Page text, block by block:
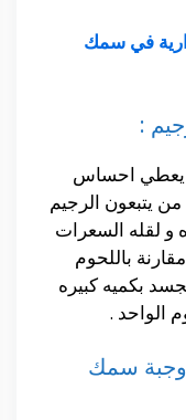
في سمك
:
يعطي احساس
يتبعون الرجيم
و لقله السعرات
باللحوم
بكميه كبيره
الواحد .
وجبة سمك